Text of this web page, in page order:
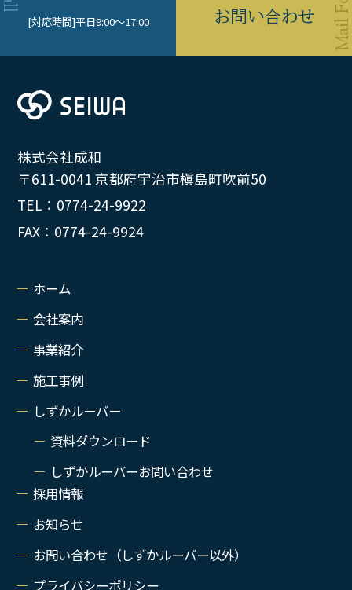
[対応時間]平日9:00〜17:00
お問い合わせ
株式会社成和
〒611-0041 京都府宇治市槇島町吹前50
TEL：0774-24-9922
FAX：0774-24-9924
ホーム
会社案内
事業紹介
施工事例
しずかルーバー
資料ダウンロード
しずかルーバーお問い合わせ
採用情報
お知らせ
お問い合わせ（しずかルーバー以外）
プライバシーポリシー